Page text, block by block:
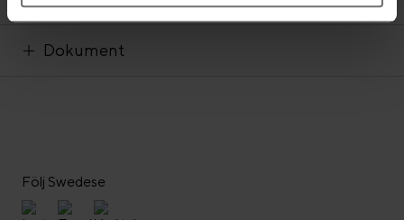
Dokument
Följ Swedese